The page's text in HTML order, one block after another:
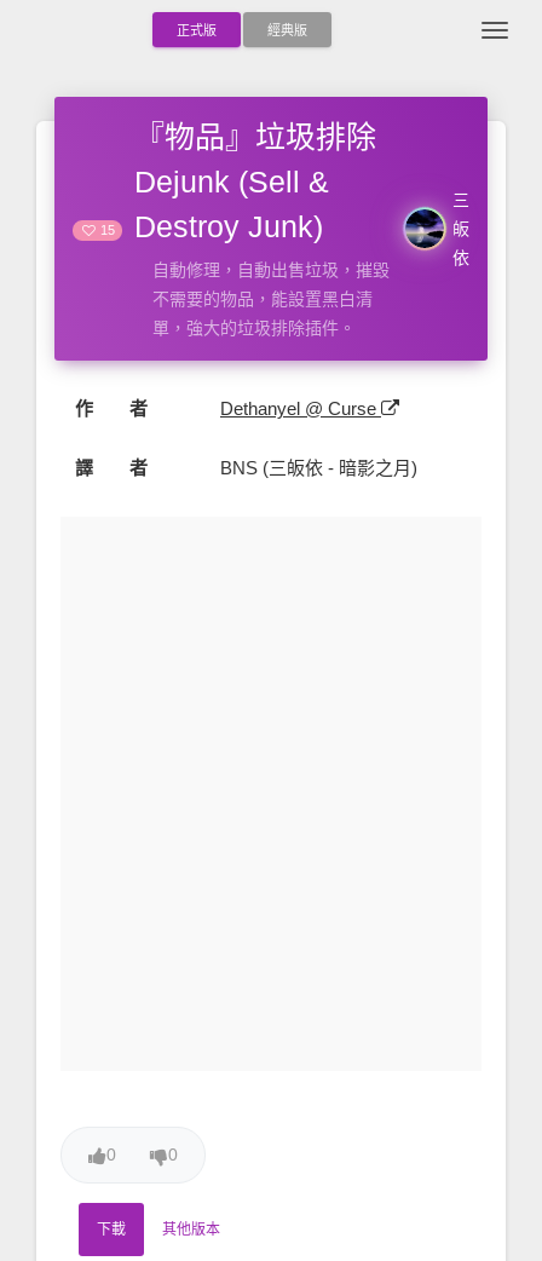
正式版 經典版
15
『物品』垃圾排除
Dejunk (Sell &
Destroy Junk)
自動修理，自動出售垃圾，摧毀
不需要的物品，能設置黑白清
單，強大的垃圾排除插件。
三
皈
依
作 者 Dethanyel @ Curse
譯 者 BNS (三皈依 - 暗影之月)
0 0
下載 其他版本